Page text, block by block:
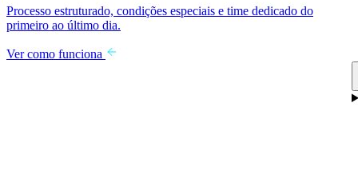
Processo estruturado, condições especiais e time dedicado do
primeiro ao último dia.
Ver como funciona